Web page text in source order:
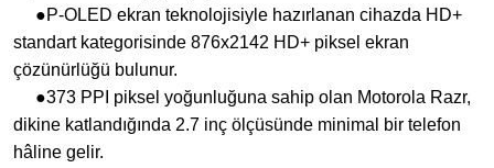
●P-OLED ekran teknolojisiyle hazırlanan cihazda HD+
standart kategorisinde 876x2142 HD+ piksel ekran
çözünürlüğü bulunur.
●373 PPI piksel yoğunluğuna sahip olan Motorola Razr,
dikine katlandığında 2.7 inç ölçüsünde minimal bir telefon
hâline gelir.